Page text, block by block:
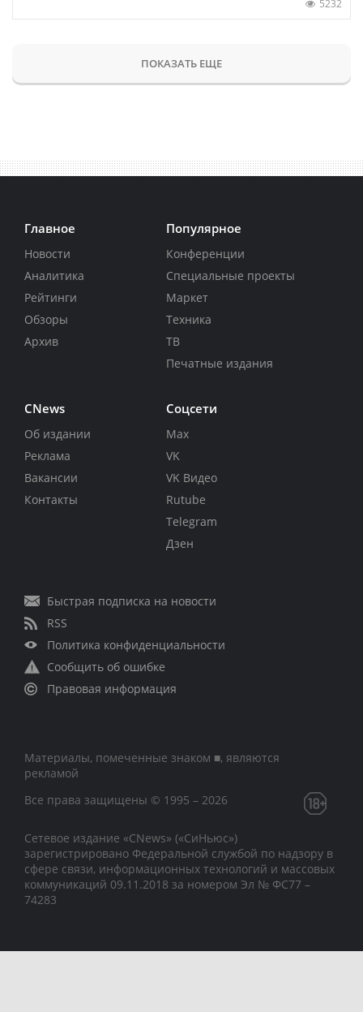
5232
ПОКАЗАТЬ ЕЩЕ
Главное
Новости
Аналитика
Рейтинги
Обзоры
Архив
Популярное
Конференции
Специальные проекты
Маркет
Техника
ТВ
Печатные издания
CNews
Об издании
Реклама
Вакансии
Контакты
Соцсети
Max
VK
VK Видео
Rutube
Telegram
Дзен
Быстрая подписка на новости
RSS
Политика конфиденциальности
Сообщить об ошибке
Правовая информация
Материалы, помеченные знаком ■, являются
рекламой
Все права защищены © 1995 – 2026
Сетевое издание «CNews» («СиНьюс»)
зарегистрировано Федеральной службой по надзору в
сфере связи, информационных технологий и массовых
коммуникаций 09.11.2018 за номером Эл № ФС77 –
74283